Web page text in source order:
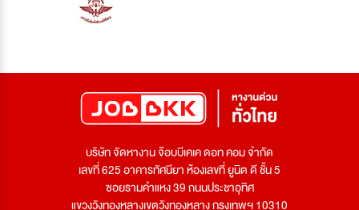
บริษัท จัดหางาน จ๊อบบีเคเค ดอท คอม จำกัด
เลขที่ 625 อาคารทัศนียา ห้องเลขที่ ยูนิต ดี ชั้น 5
ซอยรามคำแหง 39 ถนนประชาอุทิศ
แขวงวังทองหลางเขตวังทองหลาง กรุงเทพฯ 10310